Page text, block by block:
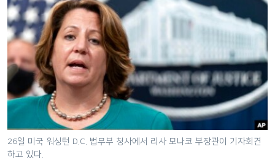
츠
로
이
동
메
인
네
게
이
언어 선택
26일 미국 워싱턴 D.C. 법무부 청사에서 리사 모나코 부장관이 기자회견
하고 있다.